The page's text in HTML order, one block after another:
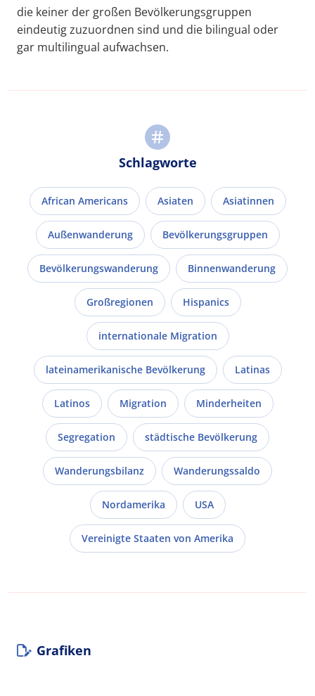
die keiner der großen Bevölkerungsgruppen
eindeutig zuzuordnen sind und die bilingual oder
gar multilingual aufwachsen.
Schlagworte
African Americans Asiaten Asiatinnen
Außenwanderung Bevölkerungsgruppen
Bevölkerungswanderung Binnenwanderung
Großregionen Hispanics
internationale Migration
lateinamerikanische Bevölkerung Latinas
Latinos Migration Minderheiten
Segregation städtische Bevölkerung
Wanderungsbilanz Wanderungssaldo
Nordamerika USA
Vereinigte Staaten von Amerika
Grafiken